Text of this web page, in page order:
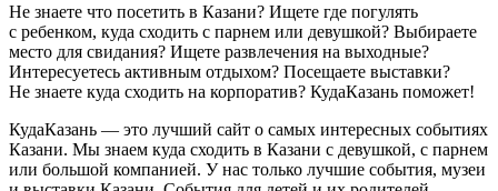
Не знаете что посетить в Казани? Ищете где погулять
с ребенком, куда сходить с парнем или девушкой? Выбираете
место для свидания? Ищете развлечения на выходные?
Интересуетесь активным отдыхом? Посещаете выставки?
Не знаете куда сходить на корпоратив? КудаКазань поможет!
КудаКазань — это лучший сайт о самых интересных событиях
Казани. Мы знаем куда сходить в Казани с девушкой, с парнем
или большой компанией. У нас только лучшие события, музеи